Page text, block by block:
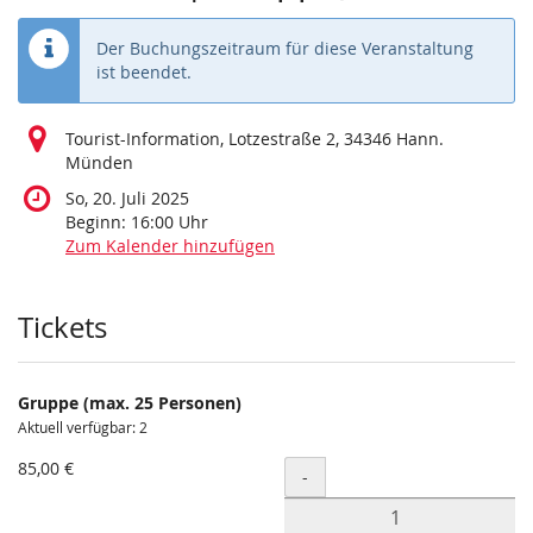
Der Buchungszeitraum für diese Veranstaltung
ist beendet.
Tourist-Information, Lotzestraße 2, 34346 Hann.
Münden
So, 20. Juli 2025
Beginn: 16:00 Uhr
Zum Kalender hinzufügen
Produkte
Tickets
Gruppe (max. 25 Personen)
Aktuell verfügbar: 2
85,00 € Menge
-